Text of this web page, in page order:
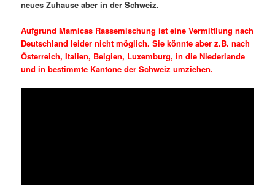
neues Zuhause aber in der Schweiz.
Aufgrund Mamicas Rassemischung ist eine Vermittlung nach
Deutschland leider nicht möglich. Sie könnte aber z.B. nach
Österreich, Italien, Belgien, Luxemburg, in die Niederlande
und in bestimmte Kantone der Schweiz umziehen.